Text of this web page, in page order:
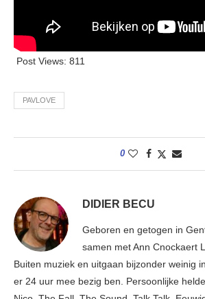
Post Views: 811
PAVLOVE
0
DIDIER BECU
Geboren en getogen in
samen met Ann Cnockaert
Buiten muziek en uitgaan bijzonder weinig
er 24 uur mee bezig ben. Persoonlijke